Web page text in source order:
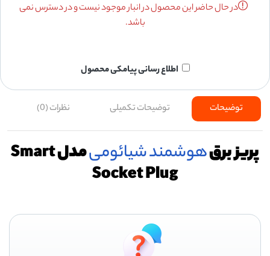
در حال حاضر این محصول در انبار موجود نیست و در دسترس نمی
باشد.
اطلاع رسانی پیامکی محصول
توضیحات توضیحات تکمیلی نظرات (0)
پریز برقهوشمندشیائومی
مدل Smart
Socket Plug